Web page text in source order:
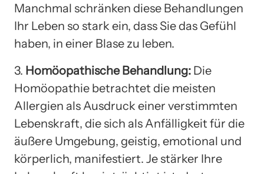
Manchmal schränken diese Behandlungen
Ihr Leben so stark ein, dass Sie das Gefühl
haben, in einer Blase zu leben.
3. Homöopathische Behandlung: Die
Homöopathie betrachtet die meisten
Allergien als Ausdruck einer verstimmten
Lebenskraft, die sich als Anfälligkeit für die
äußere Umgebung, geistig, emotional und
körperlich, manifestiert. Je stärker Ihre